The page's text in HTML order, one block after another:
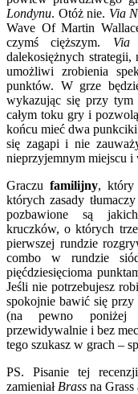
Londynu. Otóż nie. Via
Wave Of Martin
czymś cięższym. Via
dalekosiężnych
umożliwi zrobienia
punktów. W grze
wykazując się przy tym
całym toku gry i
końcu mieć dwa
się zagapi i nie
nieprzyjemnym miejscu
Graczu familijny, który
których zasady
pozbawione są
kruczków, o których
pierwszej rundzie
combo w rundzie
pięćdziesięcioma
Jeśli nie potrzebujesz
spokojnie bawić się przy
(na pewno poniżej
przewidywalnie i bez
tego szukasz w grach –
PS. Pisanie tej
zamieniał Brass na Grass